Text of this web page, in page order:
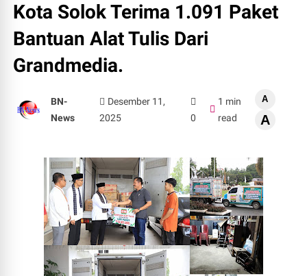
Kota Solok Terima 1.091 Paket
Bantuan Alat Tulis Dari
Grandmedia.
BN-
News
Desember 11,
2025
0
1 min
read
A
A